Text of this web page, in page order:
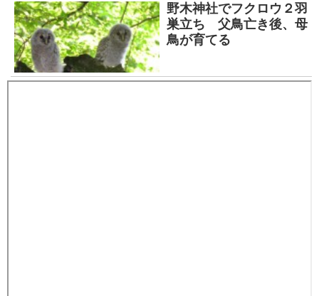
野木神社でフクロウ２羽
巣立ち 父鳥亡き後、母
鳥が育てる